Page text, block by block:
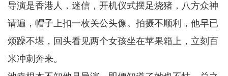
导演是香港人，迷信，开机仪式摆足烧猪，八方众神
请遍，帽子上扣一枚关公头像。拍摄不顺利，他早已
烦躁不堪，回头看见两个女孩坐在苹果箱上，立刻百
米冲刺奔来。